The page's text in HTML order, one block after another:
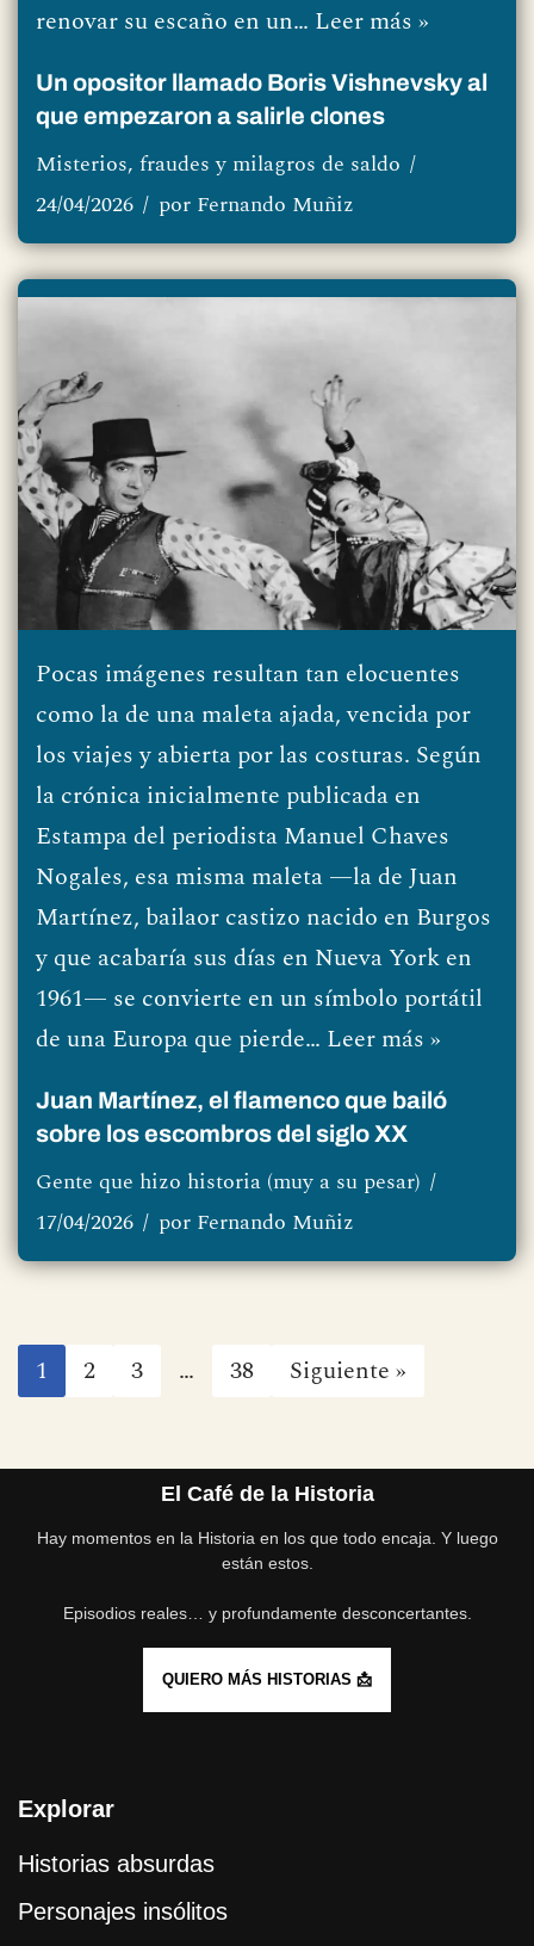
renovar su escaño en un… Leer más »
Un opositor llamado Boris Vishnevsky al
que empezaron a salirle clones
Misterios, fraudes y milagros de saldo
24/04/2026
por Fernando Muñiz
Pocas imágenes resultan tan elocuentes
como la de una maleta ajada, vencida por
los viajes y abierta por las costuras. Según
la crónica inicialmente publicada en
Estampa del periodista Manuel Chaves
Nogales, esa misma maleta —la de Juan
Martínez, bailaor castizo nacido en Burgos
y que acabaría sus días en Nueva York en
1961— se convierte en un símbolo portátil
de una Europa que pierde… Leer más »
Juan Martínez, el flamenco que bailó
sobre los escombros del siglo XX
Gente que hizo historia (muy a su pesar)
17/04/2026
por Fernando Muñiz
1 2 3 … 38 Siguiente »
El Café de la Historia
Hay momentos en la Historia en los que todo encaja. Y luego
están estos.
Episodios reales… y profundamente desconcertantes.
QUIERO MÁS HISTORIAS 📩
Explorar
Historias absurdas
Personajes insólitos